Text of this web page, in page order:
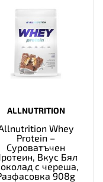
ALLNUTRITION
Whey
Protein –
Суроватъчен
Вкус Бял
с череша,
908g